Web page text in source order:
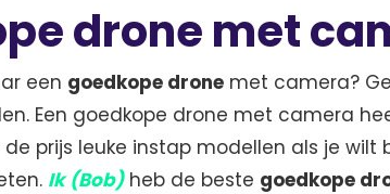
drone met
een goedkope drone met camera?
Een goedkope drone met camera
prijs leuke instap modellen als je
Ik (Bob)heb de beste goedkope